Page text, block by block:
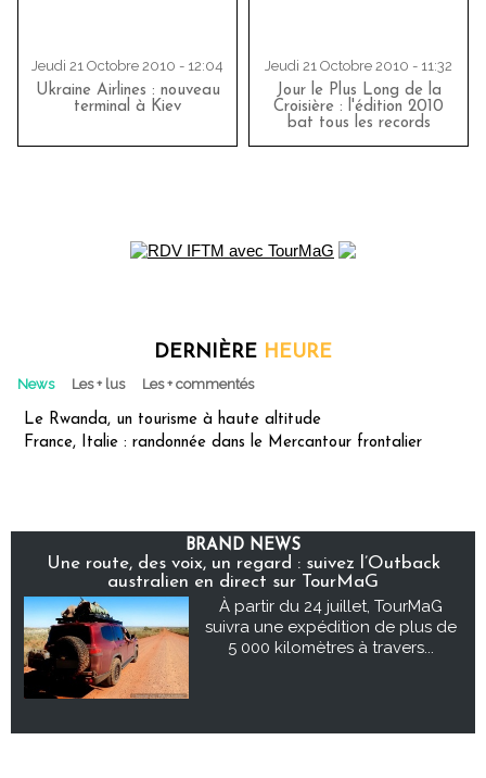
Jeudi 21 Octobre 2010 - 12:04
Ukraine Airlines : nouveau
terminal à Kiev
Jeudi 21 Octobre 2010 - 11:32
Jour le Plus Long de la
Croisière : l'édition 2010
bat tous les records
DERNIÈRE HEURE
News Les + lus Les + commentés
Le Rwanda, un tourisme à haute altitude
France, Italie : randonnée dans le Mercantour frontalier
BRAND NEWS
Une route, des voix, un regard : suivez l’Outback
australien en direct sur TourMaG
À partir du 24 juillet, TourMaG
suivra une expédition de plus de
5 000 kilomètres à travers...